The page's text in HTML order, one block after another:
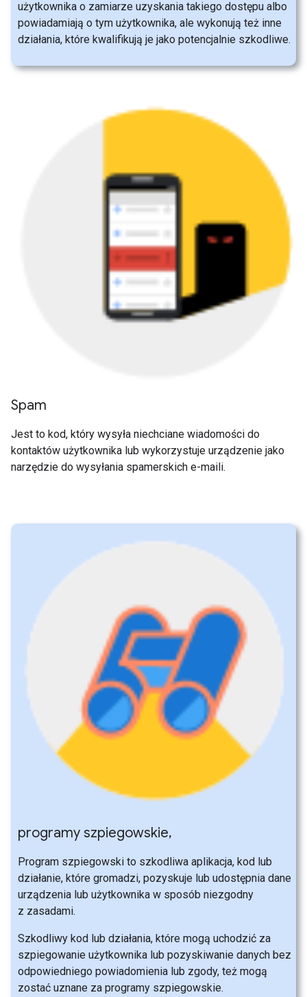
użytkownika o zamiarze uzyskania takiego dostępu albo
powiadamiają o tym użytkownika, ale wykonują też inne
działania, które kwalifikują je jako potencjalnie szkodliwe.
Spam
Jest to kod, który wysyła niechciane wiadomości do
kontaktów użytkownika lub wykorzystuje urządzenie jako
narzędzie do wysyłania spamerskich e-maili.
programy szpiegowskie,
Program szpiegowski to szkodliwa aplikacja, kod lub
działanie, które gromadzi, pozyskuje lub udostępnia dane
urządzenia lub użytkownika w sposób niezgodny
z zasadami.
Szkodliwy kod lub działania, które mogą uchodzić za
szpiegowanie użytkownika lub pozyskiwanie danych bez
odpowiedniego powiadomienia lub zgody, też mogą
zostać uznane za programy szpiegowskie.